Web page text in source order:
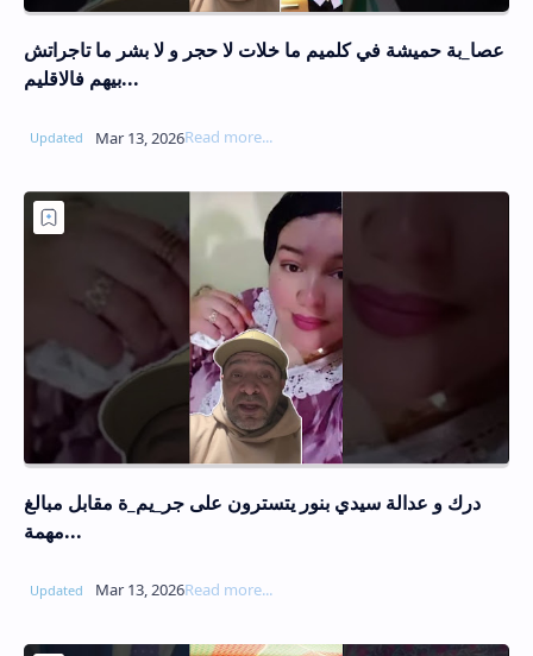
عصا_بة حميشة في كلميم ما خلات لا حجر و لا بشر ما تاجراتش
بيهم فالاقليم...
درك و عدالة سيدي بنور يتسترون على جر_يم_ة مقابل مبالغ
مهمة...